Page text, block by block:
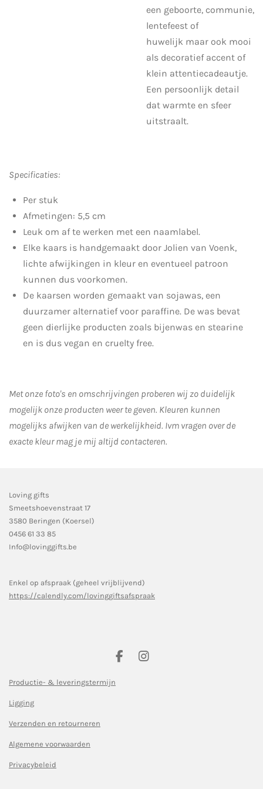
een geboorte, communie,
lentefeest of
huwelijk maar ook mooi
als decoratief accent of
klein attentiecadeautje.
Een persoonlijk detail
dat warmte en sfeer
uitstraalt.
Specificaties:
Per stuk
Afmetingen: 5,5 cm
Leuk om af te werken met een naamlabel.
Elke kaars is handgemaakt door Jolien van Voenk,
lichte afwijkingen in kleur en eventueel patroon
kunnen dus voorkomen.
De kaarsen worden gemaakt van sojawas, een
duurzamer alternatief voor paraffine. De was bevat
geen dierlijke producten zoals bijenwas en stearine
en is dus vegan en cruelty free.
Met onze foto's en omschrijvingen proberen wij zo duidelijk
mogelijk onze producten weer te geven. Kleuren kunnen
mogelijks afwijken van de werkelijkheid. Ivm vragen over de
exacte kleur mag je mij altijd contacteren.
Loving gifts
Smeetshoevenstraat 17
3580 Beringen (Koersel)
0456 61 33 85
Info@lovinggifts.be
Enkel op afspraak (geheel vrijblijvend)
https://calendly.com/lovinggiftsafspraak
F
I
Productie- & leveringstermijn
Ligging
Verzenden en retourneren
Algemene voorwaarden
Privacybeleid